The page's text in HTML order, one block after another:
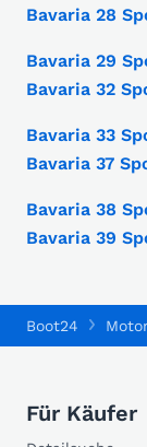
Bavaria 28
Bavaria 29
Bavaria 32
Bavaria 33
Bavaria 37
Bavaria 38
Bavaria 39
Boot24
Für Käufer